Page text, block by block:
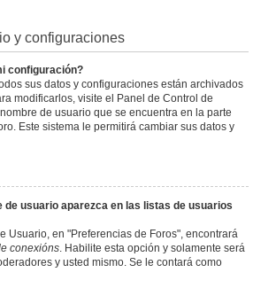
y configuraciones
configuración?
sus datos y configuraciones están archivados
modificarlos, visite el Panel de Control de
de usuario que se encuentra en la parte
Este sistema le permitirá cambiar sus datos y
de usuario aparezca en las listas de usuarios
Usuario, en "Preferencias de Foros", encontrará
conexións. Habilite esta opción y solamente será
y usted mismo. Se le contará como